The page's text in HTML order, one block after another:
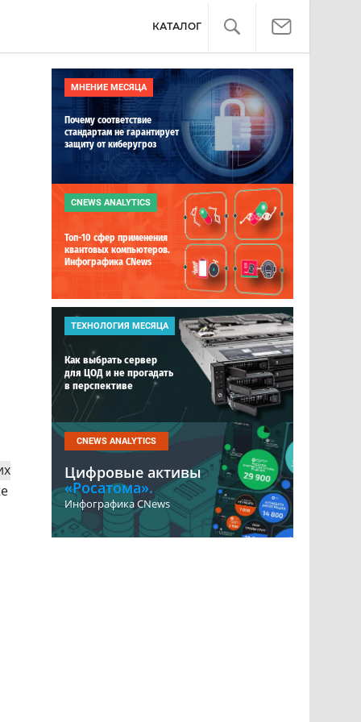
КАТАЛОГ
МНЕНИЕ МЕСЯЦА
Почему соответствие
стандартам не гарантирует
защиту от киберугроз
CNEWS ANALYTICS
Топ-10 сфер применения
квантовых компьютеров.
Инфографика CNews
ТЕХНОЛОГИЯ МЕСЯЦА
Как выбрать сервер
для ЦОД и не прогадать
в перспективе
CNEWS ANALYTICS
Цифровые активы
«Росатома».
Инфографика CNews